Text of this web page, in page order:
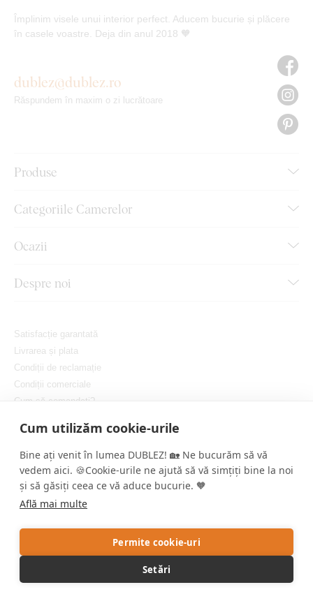
Cum utilizăm cookie-urile
Bine ați venit în lumea DUBLEZ! 🏡 Ne bucurăm să vă
vedem aici. 🍪Cookie-urile ne ajută să vă simțiți bine la noi
și să găsiți ceea ce vă aduce bucurie. 🧡
Află mai multe
Permite cookie-uri
Setări
Împlinim visele unui interior perfect. Aducem bucurie și plăcere
în casele voastre. Deja din anul 2018 🧡
Produse
Categoriile Camerelor
Ocazii
Despre noi
dublez@dublez.ro
Răspundem în maxim o zi lucrătoare
Satisfacție garantată
Livrarea și plata
Condiții de reclamație
Condiții comerciale
Cum să comandați?
Setați cookie-urile
Copyright © DUBLEZ 2026 | Toate drepturile rezervate
Crearea magazinelor online performante de către
Acest site este protejat de reCAPTCHA, iar Google aplică
Politica de